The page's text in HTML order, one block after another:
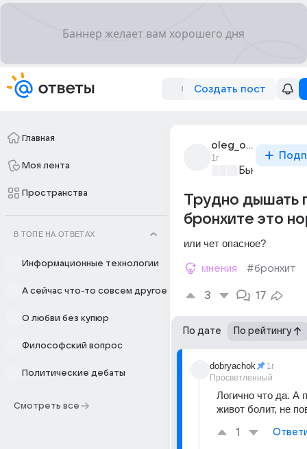
Создать пост
Главная
Моя лента
Пространства
В ТОПЕ НА ОТВЕТАХ
Информационные технологии
А сейчас что-то совсем другое
О любви без купюр
Философский вопрос
Политические дебаты
Смотреть все
oleg_olegov1384
1г
Бьютилэнд
Трудно дышать
бронхите это
или чет опасное?
мнения #бронхит
3 17
По дате По рейтингу
dobryachok
Просветленный
1г
Логично что да. А
живот болит, не
1